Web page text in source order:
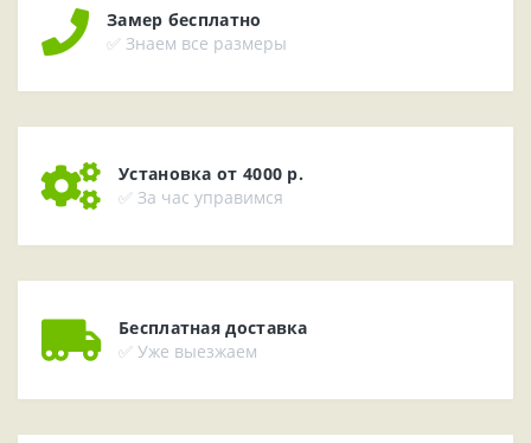
Замер бесплатно
✅ Знаем все размеры
Установка от 4000 р.
✅ За час управимся
Бесплатная доставка
✅ Уже выезжаем